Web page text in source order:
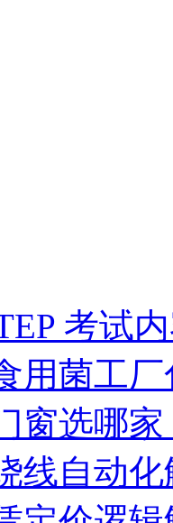
考试
用菌工
窗选哪
线自动